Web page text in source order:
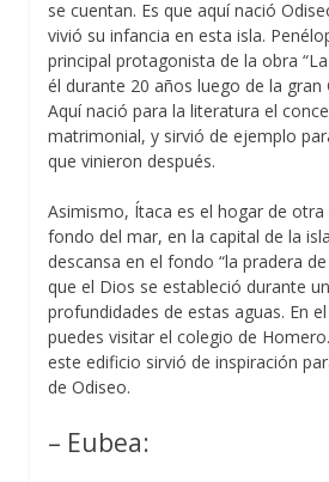
se cuentan. Es que aquí nació
vivió su infancia en esta isla.
principal protagonista de la obra
él durante 20 años luego de la gran
Aquí nació para la literatura el
matrimonial, y sirvió de ejemplo
que vinieron después.
Asimismo, Ítaca es el hogar de otra
fondo del mar, en la capital de la
descansa en el fondo “la pradera
que el Dios se estableció durante
profundidades de estas aguas. En
puedes visitar el colegio de
este edificio sirvió de inspiración
de Odiseo.
– Eubea: